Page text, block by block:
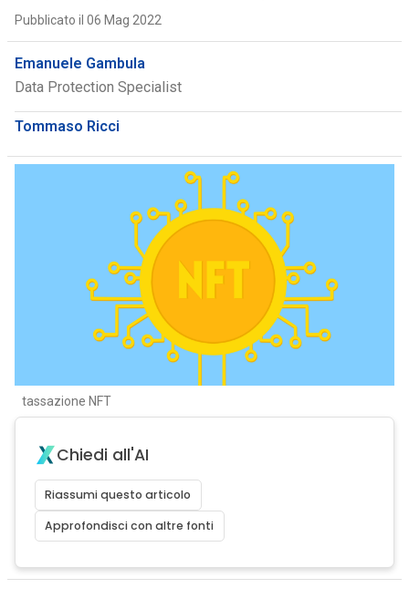
Pubblicato il 06 Mag 2022
Emanuele Gambula
Data Protection Specialist
Tommaso Ricci
tassazione NFT
Chiedi all'AI
Riassumi questo articolo
Approfondisci con altre fonti